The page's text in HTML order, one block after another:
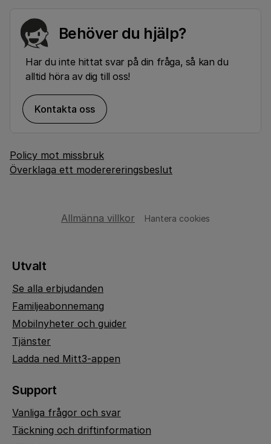
Behöver du hjälp?
Har du inte hittat svar på din fråga, så kan du
alltid höra av dig till oss!
Kontakta oss
Policy mot missbruk
Överklaga ett moderereringsbeslut
Allmänna villkor Hantera cookies
Utvalt
Se alla erbjudanden
Familjeabonnemang
Mobilnyheter och guider
Tjänster
Ladda ned Mitt3-appen
Support
Vanliga frågor och svar
Täckning och driftinformation